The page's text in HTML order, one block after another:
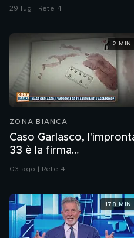
29 lug | Rete 4
ZONA BIANCA
Caso Garlasco,
33 è la firma
dell'assassino?
03 ago | Rete 4
2 MIN
178 MIN